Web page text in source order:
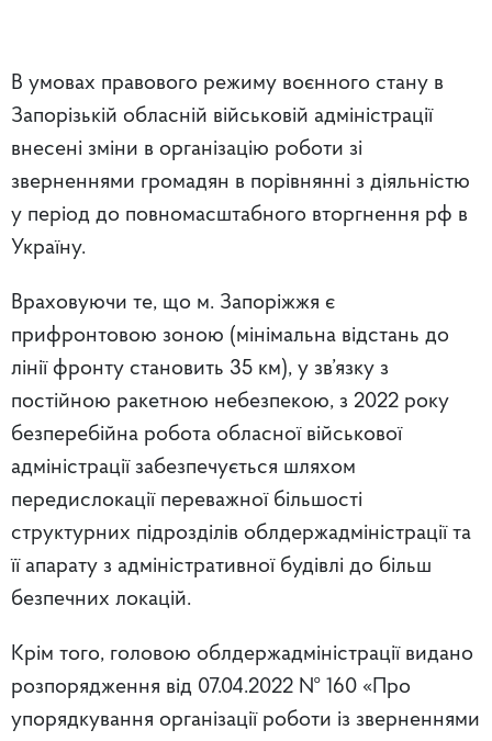
В умовах правового режиму воєнного стану в
Запорізькій обласній військовій адміністрації
внесені зміни в організацію роботи зі
зверненнями громадян в порівнянні з діяльністю
у період до повномасштабного вторгнення рф в
Україну.
Враховуючи те, що м. Запоріжжя є
прифронтовою зоною (мінімальна відстань до
лінії фронту становить 35 км), у зв’язку з
постійною ракетною небезпекою, з 2022 року
безперебійна робота обласної військової
адміністрації забезпечується шляхом
передислокації переважної більшості
структурних підрозділів облдержадміністрації та
її апарату з адміністративної будівлі до більш
безпечних локацій.
Крім того, головою облдержадміністрації видано
розпорядження від 07.04.2022 № 160 «Про
упорядкування організації роботи із зверненнями